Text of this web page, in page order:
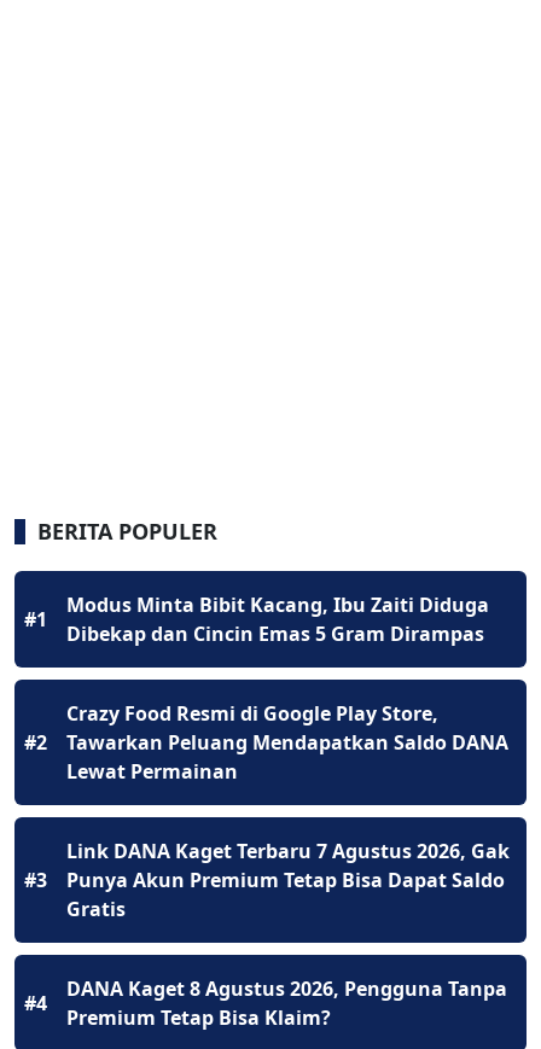
BERITA POPULER
#1
Modus Minta Bibit Kacang, Ibu Zaiti Diduga
Dibekap dan Cincin Emas 5 Gram Dirampas
#2
Crazy Food Resmi di Google Play Store,
Tawarkan Peluang Mendapatkan Saldo DANA
Lewat Permainan
#3
Link DANA Kaget Terbaru 7 Agustus 2026, Gak
Punya Akun Premium Tetap Bisa Dapat Saldo
Gratis
#4
DANA Kaget 8 Agustus 2026, Pengguna Tanpa
Premium Tetap Bisa Klaim?